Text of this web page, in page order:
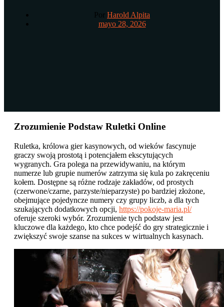
Por Harold Alpita
mayo 28, 2026
Zrozumienie Podstaw Ruletki Online
Ruletka, królowa gier kasynowych, od wieków fascynuje
graczy swoją prostotą i potencjałem ekscytujących
wygranych. Gra polega na przewidywaniu, na którym
numerze lub grupie numerów zatrzyma się kula po zakręceniu
kołem. Dostępne są różne rodzaje zakładów, od prostych
(czerwone/czarne, parzyste/nieparzyste) po bardziej złożone,
obejmujące pojedyncze numery czy grupy liczb, a dla tych
szukających dodatkowych opcji, https://pokoje-maria.pl/
oferuje szeroki wybór. Zrozumienie tych podstaw jest
kluczowe dla każdego, kto chce podejść do gry strategicznie i
zwiększyć swoje szanse na sukces w wirtualnych kasynach.